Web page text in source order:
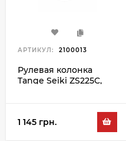
АРТИКУЛ: 2100013
Рулевая колонка
Tange Seiki ZS225C,
1 145 грн.